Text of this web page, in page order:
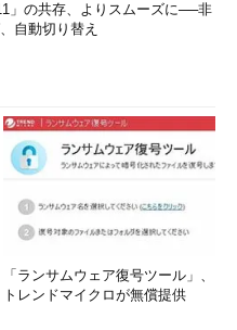
」の共存、よりスムーズに──非
自動切り替え
「ランサムウェア復号ツール」、
トレンドマイクロが無償提供